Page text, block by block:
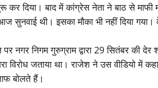
शुरू कर दिया। बाद में कांग्रेस नेता ने बाठ से
थी। इसका मौका भी नहीं दिया गया। वे
पर नगर निगम गुरुग्राम द्वारा 29 सितंबर की
विरोध जताया था। राजेश ने उस वीडियो में
बोलते हैं।